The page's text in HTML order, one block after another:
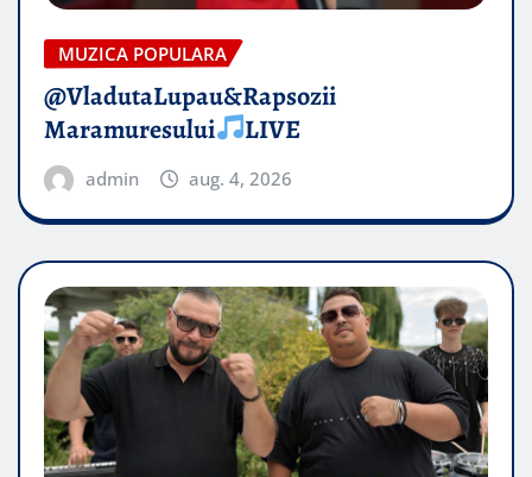
MUZICA POPULARA
@VladutaLupau&Rapsozii
Maramuresului
LIVE
admin aug. 4, 2026